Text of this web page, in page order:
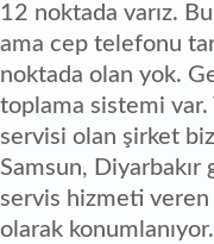
12 noktada varız.
ama cep telefonu
noktada olan yok.
toplama sistemi var.
servisi olan şirket
Samsun, Diyarbakır
servis hizmeti veren
olarak